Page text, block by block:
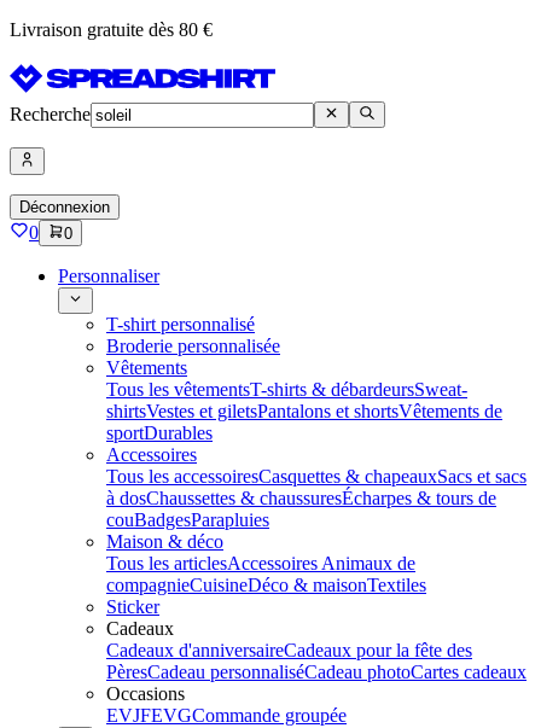
Livraison gratuite dès 80 €
Recherche
Déconnexion
0 0
Personnaliser
T-shirt personnalisé
Broderie personnalisée
Vêtements
Tous les vêtementsT-shirts & débardeursSweat-
shirtsVestes et giletsPantalons et shortsVêtements de
sportDurables
Accessoires
Tous les accessoiresCasquettes & chapeauxSacs et sacs
à dosChaussettes & chaussuresÉcharpes & tours de
couBadgesParapluies
Maison & déco
Tous les articlesAccessoires Animaux de
compagnieCuisineDéco & maisonTextiles
Sticker
Cadeaux
Cadeaux d'anniversaireCadeaux pour la fête des
PèresCadeau personnaliséCadeau photoCartes cadeaux
Occasions
EVJFEVGCommande groupée